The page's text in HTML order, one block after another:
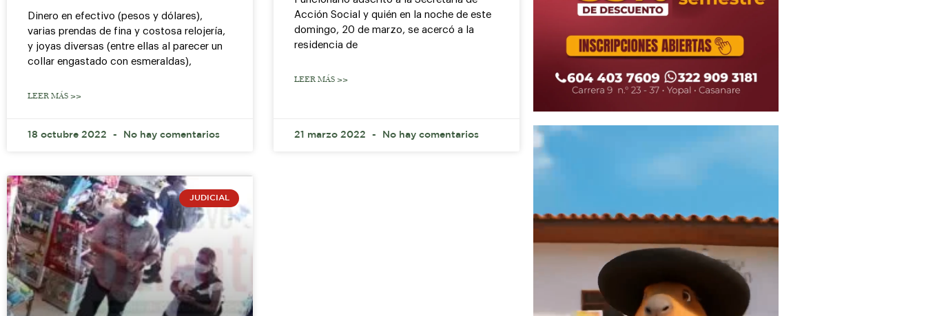
Dinero en efectivo (pesos y dólares),
varias prendas de fina y costosa relojería,
y joyas diversas (entre ellas al parecer un
collar engastado con esmeraldas),
LEER MÁS >>
18 octubre 2022 No hay comentarios
Acción Social y quién en la noche de este
domingo, 20 de marzo, se acercó a la
residencia de
LEER MÁS >>
21 marzo 2022 No hay comentarios
JUDICIAL